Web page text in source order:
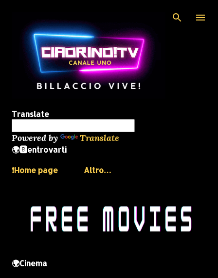
Translate
Powered by Translate
🌍🅱️entrovarti
❗️Home page
Altro…
🌍Cinema